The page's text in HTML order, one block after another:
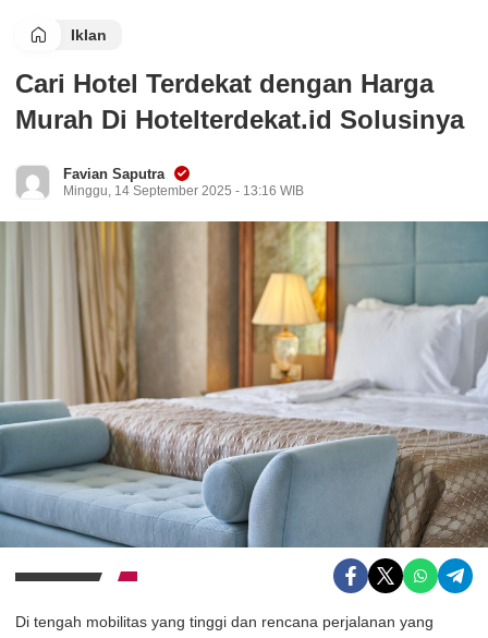
Iklan
Cari Hotel Terdekat dengan Harga
Murah Di Hotelterdekat.id Solusinya
Favian Saputra
Minggu, 14 September 2025 - 13:16 WIB
Di tengah mobilitas yang tinggi dan rencana perjalanan yang